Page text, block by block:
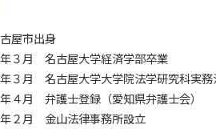
法律問題
律問題 弁護士
屋市出身
３月 名古屋大学経済学部卒業
３月 名古屋大学大学院法学研究科実
４月 弁護士登録（愛知県弁護士会）
年２月 金山法律事務所設立